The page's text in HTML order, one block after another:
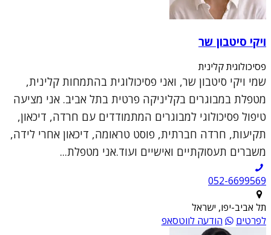
ויקי סיטבון שר
פסיכולוגית קלינית
שמי ויקי סיטבון שר, ואני פסיכולוגית בהתמחות קלינית,
מטפלת במבוגרים בקליניקה פרטית בתל אביב. אני מציעה
טיפול פסיכולוגי למבוגרים המתמודדים עם חרדה, דיכאון,
תקיעות, חרדה חברתית, פוסט טראומה, דיכאון אחרי לידה,
משברים תעסוקתיים ואישיים ועוד.אני מטפלת...
052-6699569
תל אביב-יפו, ישראל
לפרטים
הודעה לווטסאפ